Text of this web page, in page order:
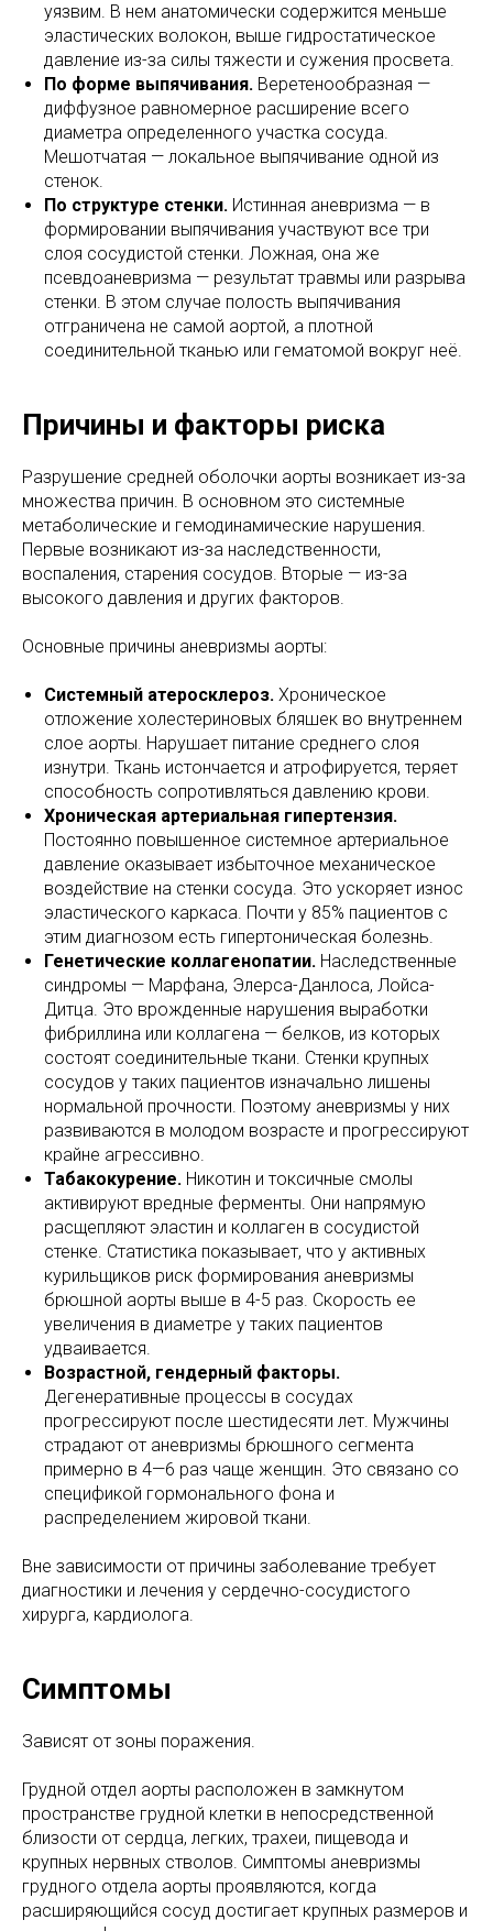
уязвим. В нем анатомически содержится меньше
эластических волокон, выше гидростатическое
давление из-за силы тяжести и сужения просвета.
По форме выпячивания. Веретенообразная —
диффузное равномерное расширение всего
диаметра определенного участка сосуда.
Мешотчатая — локальное выпячивание одной из
стенок.
По структуре стенки. Истинная аневризма — в
формировании выпячивания участвуют все три
слоя сосудистой стенки. Ложная, она же
псевдоаневризма — результат травмы или разрыва
стенки. В этом случае полость выпячивания
отграничена не самой аортой, а плотной
соединительной тканью или гематомой вокруг неё.
Причины и факторы риска
Разрушение средней оболочки аорты возникает из-за
множества причин. В основном это системные
метаболические и гемодинамические нарушения.
Первые возникают из-за наследственности,
воспаления, старения сосудов. Вторые — из-за
высокого давления и других факторов.
Основные причины аневризмы аорты:
Системный атеросклероз. Хроническое
отложение холестериновых бляшек во внутреннем
слое аорты. Нарушает питание среднего слоя
изнутри. Ткань истончается и атрофируется, теряет
способность сопротивляться давлению крови.
Хроническая артериальная гипертензия.
Постоянно повышенное системное артериальное
давление оказывает избыточное механическое
воздействие на стенки сосуда. Это ускоряет износ
эластического каркаса. Почти у 85% пациентов с
этим диагнозом есть гипертоническая болезнь.
Генетические коллагенопатии. Наследственные
синдромы — Марфана, Элерса-Данлоса, Лойса-
Дитца. Это врожденные нарушения выработки
фибриллина или коллагена — белков, из которых
состоят соединительные ткани. Стенки крупных
сосудов у таких пациентов изначально лишены
нормальной прочности. Поэтому аневризмы у них
развиваются в молодом возрасте и прогрессируют
крайне агрессивно.
Табакокурение. Никотин и токсичные смолы
активируют вредные ферменты. Они напрямую
расщепляют эластин и коллаген в сосудистой
стенке. Статистика показывает, что у активных
курильщиков риск формирования аневризмы
брюшной аорты выше в 4-5 раз. Скорость ее
увеличения в диаметре у таких пациентов
удваивается.
Возрастной, гендерный факторы.
Дегенеративные процессы в сосудах
прогрессируют после шестидесяти лет. Мужчины
страдают от аневризмы брюшного сегмента
примерно в 4—6 раз чаще женщин. Это связано со
спецификой гормонального фона и
распределением жировой ткани.
Вне зависимости от причины заболевание требует
диагностики и лечения у сердечно-сосудистого
хирурга, кардиолога.
Симптомы
Зависят от зоны поражения.
Грудной отдел аорты расположен в замкнутом
пространстве грудной клетки в непосредственной
близости от сердца, легких, трахеи, пищевода и
крупных нервных стволов. Симптомы аневризмы
грудного отдела аорты проявляются, когда
расширяющийся сосуд достигает крупных размеров и